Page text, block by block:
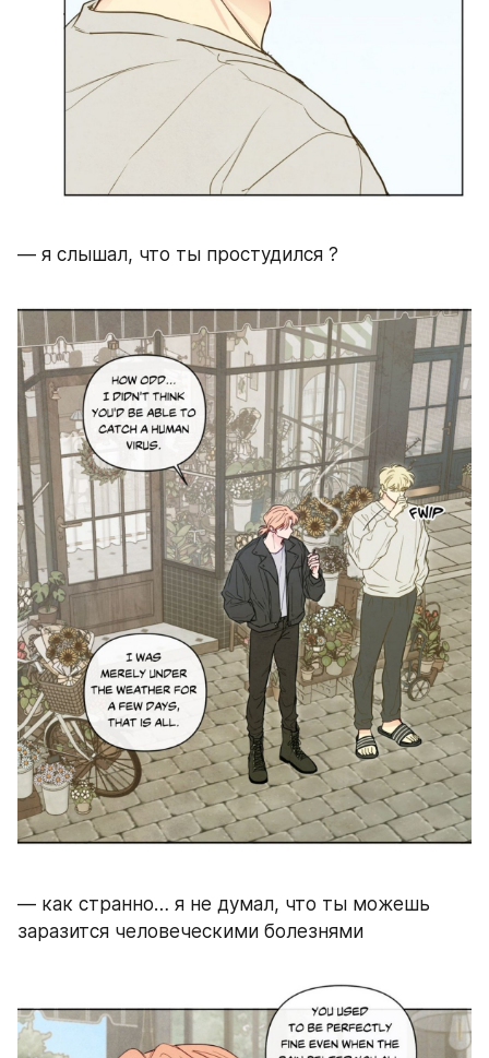
— я слышал, что ты простудился ?
— как странно… я не думал, что ты можешь
заразится человеческими болезнями